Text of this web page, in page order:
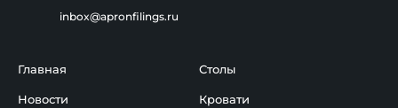
inbox@apronfilings.ru
Главная
Новости
Столы
Кровати